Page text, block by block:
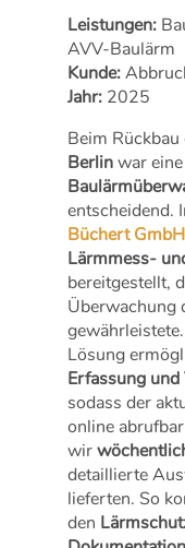
Leistungen:
AVV-Baulärm
Kunde:
Jahr: 2025
Beim Rückbau
Berlinwar
entscheidend.
Büchert GmbH
Lärmmess-
bereitgestellt,
Überwachung
Lösung
Erfassung
sodass der
online
wir
detaillierte
lieferten. So
den